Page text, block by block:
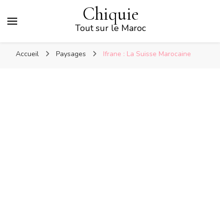
Chiquie
Tout sur le Maroc
Accueil Paysages Ifrane : La Suisse Marocaine